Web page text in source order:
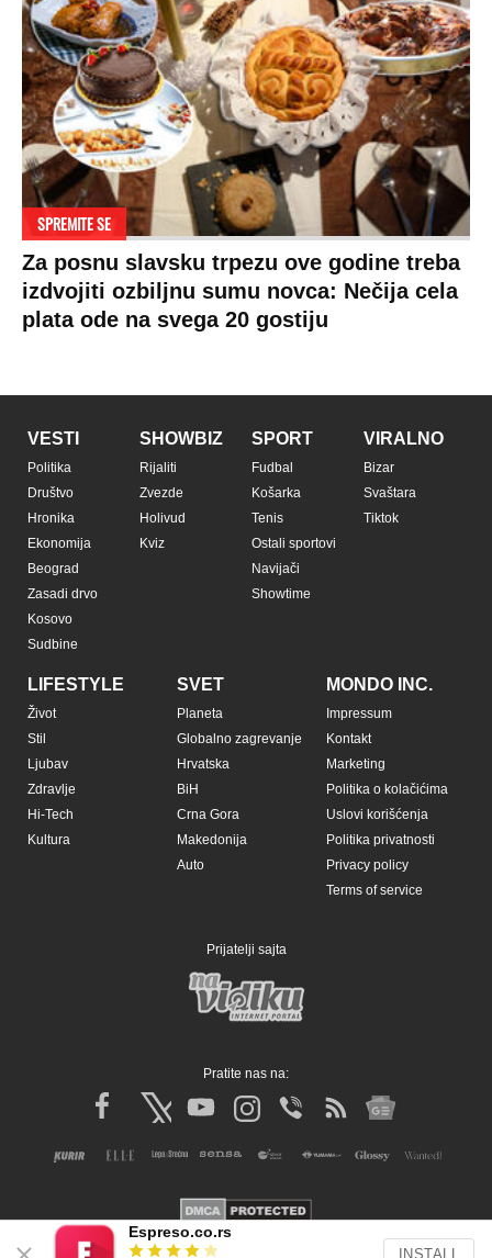
Zasadi drvo
Kosovo
Sudbine
Showtime
LIFESTYLE
Život
Stil
Ljubav
Zdravlje
Hi-Tech
Kultura
SVET
Planeta
Globalno zagrevanje
Hrvatska
BiH
Crna Gora
Makedonija
Auto
MONDO INC.
Impressum
Kontakt
Marketing
Politika o kolačićima
Uslovi korišćenja
Politika privatnosti
Privacy policy
Terms of service
Pratite nas na:
Copyright © Espreso.co.rs 2026. Sva prava zadržana. Mondo inc.
Espreso.co.rs
INSTALL